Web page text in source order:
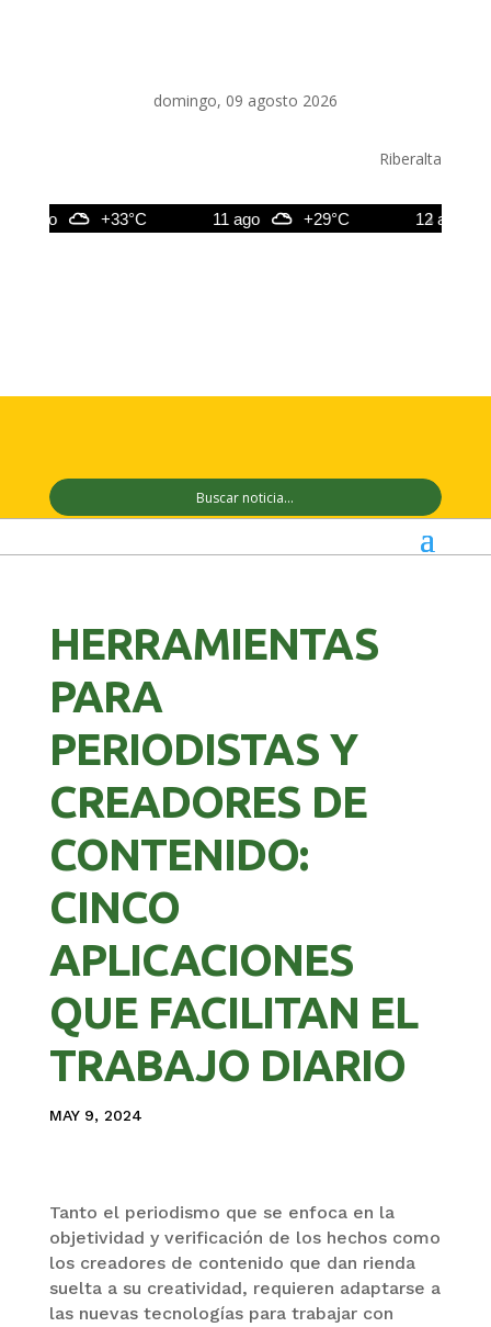
domingo, 09 agosto 2026
Riberalta
+33°C 11 ago +29°C 12 ago
HERRAMIENTAS
PARA
PERIODISTAS Y
CREADORES DE
CONTENIDO:
CINCO
APLICACIONES
QUE FACILITAN EL
TRABAJO DIARIO
MAY 9, 2024
Tanto el periodismo que se enfoca en la
objetividad y verificación de los hechos como
los creadores de contenido que dan rienda
suelta a su creatividad, requieren adaptarse a
las nuevas tecnologías para trabajar con